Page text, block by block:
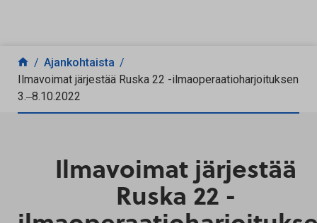
Siirry sisältöön
Ajankohtaista
Ilmavoimat järjestää Ruska 22 -ilmaoperaatioharjoituksen
3.‒8.10.2022
Ilmavoimat järjestää
Ruska 22 -